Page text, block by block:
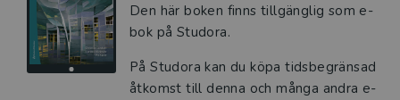
Den här boken finns tillgänglig som e-
bok på Studora.
På Studora kan du köpa tidsbegränsad
åtkomst till denna och många andra e-